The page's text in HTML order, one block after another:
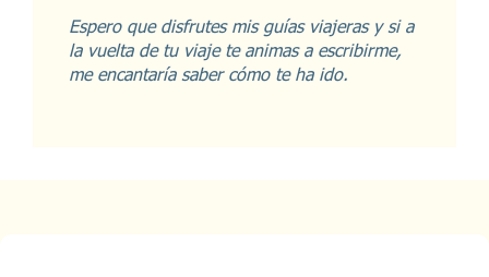
Espero que disfrutes mis guías viajeras y si a
la vuelta de tu viaje te animas a escribirme,
me encantaría saber cómo te ha ido.